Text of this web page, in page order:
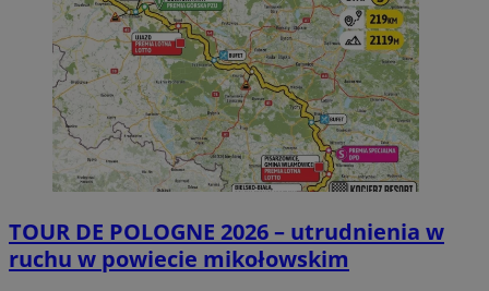
TOUR DE POLOGNE 2026 – utrudnienia w
ruchu w powiecie mikołowskim